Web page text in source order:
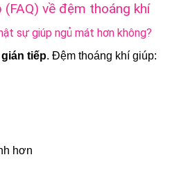
về đệm thoáng khí
sự giúp ngủ mát hơn không?
tiếp. Đệm thoáng khí giúp:
hơn